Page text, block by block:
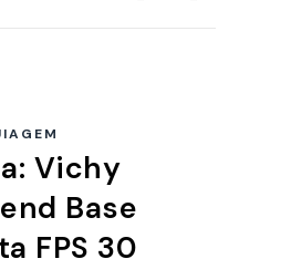
Vichy
Base
FPS 30